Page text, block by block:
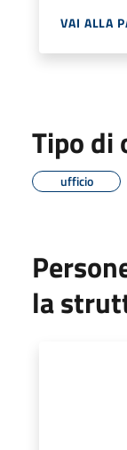
VAI ALLA
Tipo di
ufficio
la